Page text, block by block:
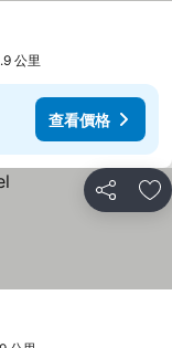
格
公里
查看價格
分享 放